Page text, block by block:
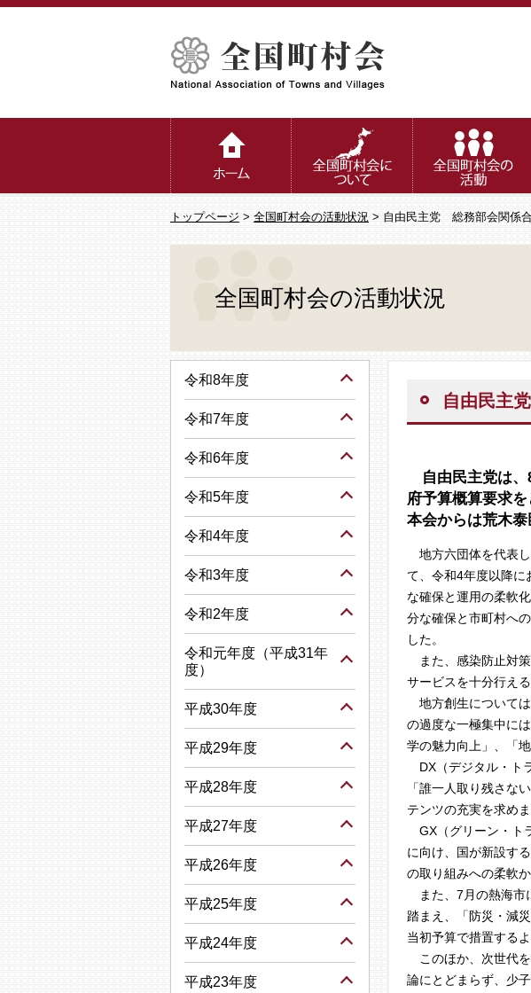
トップページ > 全国町村会の活動状況 > 自由民主党 総務部会関係
全国町村会の活動状況
自由民主
自由民主党は、
府予算概算要求
本会からは荒木泰
地方六団体を代表
て、令和4年度以降に
な確保と運用の柔軟
分な確保と市町村へ
した。
また、感染防止対
サービスを十分行え
地方創生について
の過度な一極集中に
学の魅力向上」、「
DX（デジタル・ト
「誰一人取り残さな
テンツの充実を求めま
GX（グリーン・ト
に向け、国が新設す
の取り組みへの柔軟
また、7月の熱海市
踏まえ、「防災・減
当初予算で措置する
このほか、次世代
論にとどまらず、少
令和8年度
令和7年度
令和6年度
令和5年度
令和4年度
令和3年度
令和2年度
令和元年度（平成31年
度）
平成30年度
平成29年度
平成28年度
平成27年度
平成26年度
平成25年度
平成24年度
平成23年度